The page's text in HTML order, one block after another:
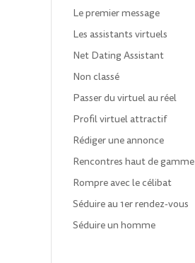
Le premier message
Les assistants virtuels
Net Dating Assistant
Non classé
Passer du virtuel au réel
Profil virtuel attractif
Rédiger une annonce
Rencontres haut de gamme
Rompre avec le célibat
Séduire au 1er rendez-vous
Séduire un homme